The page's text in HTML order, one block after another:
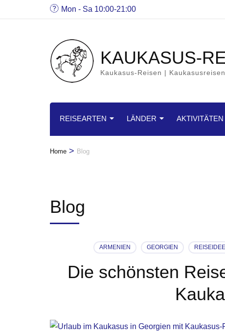
Mon - Sa 10:00-21:00
KAUKASUS-
Kaukasus-Reisen |
REISEARTEN LÄNDER AKTIVITÄTEN
Home > Blog
Blog
ARMENIEN GEORGIEN
Die schönsten